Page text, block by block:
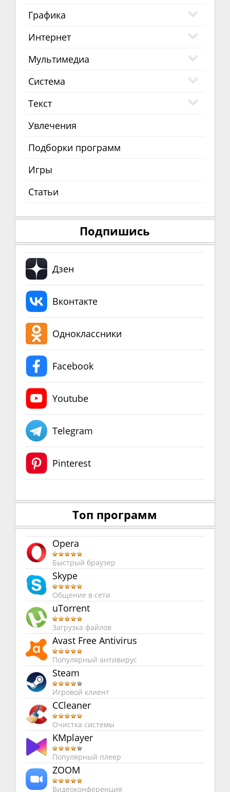
Графика
Интернет
Мультимедиа
Система
Текст
Увлечения
Подборки программ
Игры
Статьи
Подпишись
Дзен
Вконтакте
Одноклассники
Facebook
Youtube
Telegram
Pinterest
Топ программ
Opera
Быстрый браузер
Skype
Общение в сети
uTorrent
Загрузка файлов
Avast Free Antivirus
Популярный антивирус
Steam
Игровой клиент
CCleaner
Очистка системы
KMplayer
Популярный плеер
ZOOM
Видеоконференция